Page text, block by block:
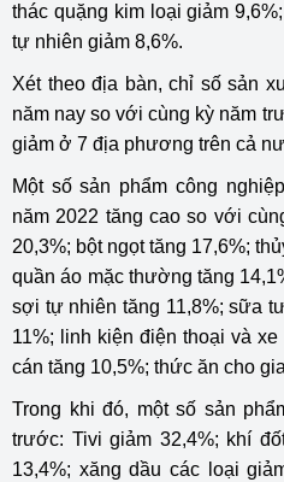
thác quặng kim loại giảm
tự nhiên giảm 8,6%.
Xét theo địa bàn, chỉ số sản
năm nay so với cùng kỳ năm
giảm ở 7 địa phương trên cả
Một số sản phẩm công
năm 2022 tăng cao so với
20,3%; bột ngọt tăng 17,6%;
quần áo mặc thường tăng
sợi tự nhiên tăng 11,8%; sữa
11%; linh kiện điện thoại và
cán tăng 10,5%; thức ăn cho
Trong khi đó, một số sản
trước: Tivi giảm 32,4%; khí
13,4%; xăng dầu các loại